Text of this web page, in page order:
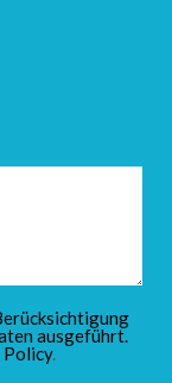
ausgeführt.
.